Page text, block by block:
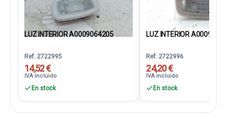
LUZ INTERIOR A0009064205
Ref. 2722995
14,52 €
IVA incluido
En stock
LUZ INTERIOR
Ref. 2722996
24,20 €
IVA incluido
En stock